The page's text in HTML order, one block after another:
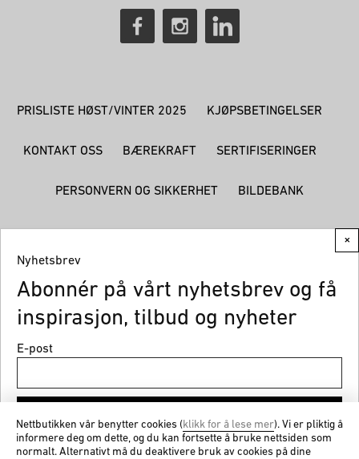
PRISLISTE HØST/VINTER 2025 KJØPSBETINGELSER
KONTAKT OSS BÆREKRAFT SERTIFISERINGER
PERSONVERN OG SIKKERHET BILDEBANK
© CEMO 2026
×
Nyhetsbrev
Abonnér på vårt nyhetsbrev og få
inspirasjon, tilbud og nyheter
E-post
Nettbutikken vår benytter cookies (klikk for å lese mer). Vi er pliktig å
informere deg om dette, og du kan fortsette å bruke nettsiden som
normalt. Alternativt må du deaktivere bruk av cookies på dine